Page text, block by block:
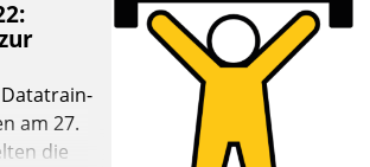
am 27.
die